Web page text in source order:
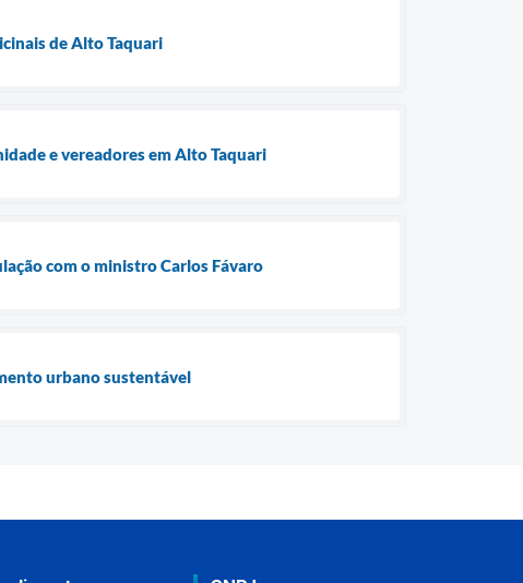
de Alto Taquari
e vereadores em Alto Taquari
com o ministro Carlos Fávaro
urbano sustentável